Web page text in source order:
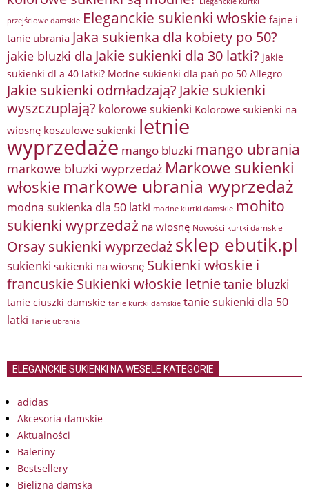
przejściowe damskie Eleganckie sukienki włoskie fajne i
tanie ubrania Jaka sukienka dla kobiety po 50?
jakie bluzki dla Jakie sukienki dla 30 latki? jakie
sukienki dl a 40 latki? Modne sukienki dla pań po 50 Allegro
Jakie sukienki odmładzają? Jakie sukienki
wyszczuplają? kolorowe sukienki Kolorowe sukienki na
wiosnę koszulowe sukienki letnie
wyprzedaże mango bluzki mango ubrania
markowe bluzki wyprzedaż Markowe sukienki
włoskie markowe ubrania wyprzedaż
modna sukienka dla 50 latki modne kurtki damskie mohito
sukienki wyprzedaż na wiosnę Nowości kurtki damskie
Orsay sukienki wyprzedażsklep ebutik.pl
sukienki sukienki na wiosnę Sukienki włoskie i
francuskieSukienki włoskie letnietanie bluzki
tanie ciuszki damskie tanie kurtki damskie tanie sukienki dla 50
latki Tanie ubrania
ELEGANCKIE SUKIENKI NA WESELE KATEGORIE
adidas
Akcesoria damskie
Aktualności
Baleriny
Bestsellery
Bielizna damska